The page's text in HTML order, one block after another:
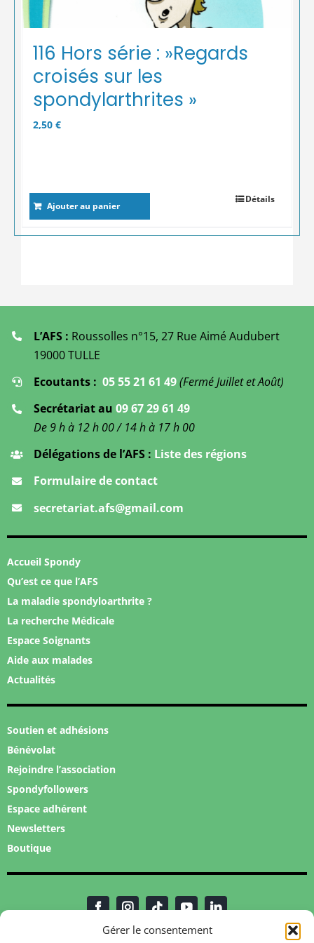
Gérer le consentement
116 Hors série : »Regards
croisés sur les
spondylarthrites »
2,50 €
Ajouter au panier
Détails
L’AFS : Roussolles n°15, 27 Rue Aimé Audubert
19000 TULLE
Ecoutants : 05 55 21 61 49(Fermé Juillet et Août)
Secrétariat au 09 67 29 61 49
De 9 h à 12 h 00 / 14 h à 17 h 00
Délégations de l’AFS : Liste des régions
Formulaire de contact
secretariat.afs@gmail.com
Accueil Spondy
Qu’est ce que l’AFS
La maladie spondyloarthrite ?
La recherche Médicale
Espace Soignants
Aide aux malades
Actualités
Soutien et adhésions
Bénévolat
Rejoindre l’association
Spondyfollowers
Espace adhérent
Newsletters
Boutique